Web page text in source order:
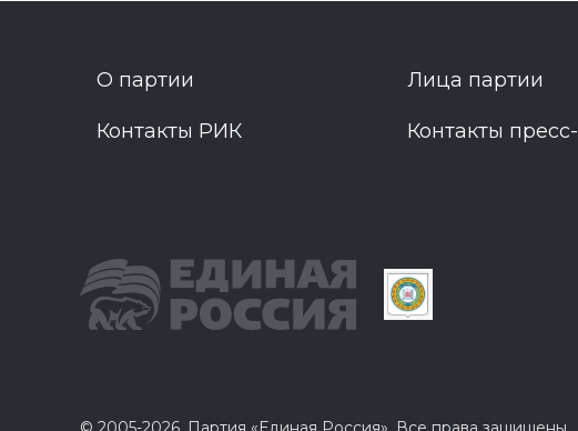
О партии Лица партии
Контакты РИК Контакты